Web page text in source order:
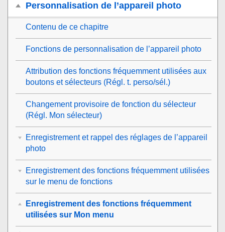
Personnalisation de l’appareil photo
Contenu de ce chapitre
Fonctions de personnalisation de l’appareil photo
Attribution des fonctions fréquemment utilisées aux
boutons et sélecteurs (Régl. t. perso/sél.)
Changement provisoire de fonction du sélecteur
(Régl. Mon sélecteur)
Enregistrement et rappel des réglages de l’appareil
photo
Enregistrement des fonctions fréquemment utilisées
sur le menu de fonctions
Enregistrement des fonctions fréquemment
utilisées sur Mon menu